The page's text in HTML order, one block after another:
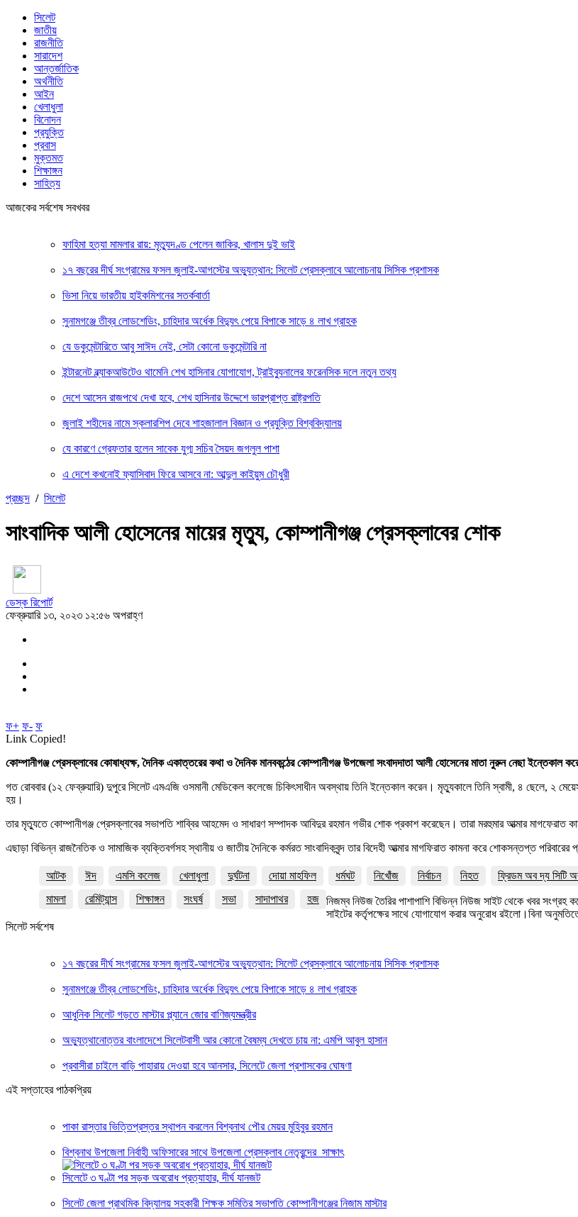
সিলেট
জাতীয়
রাজনীতি
সারাদেশ
আন্তর্জাতিক
অর্থনীতি
আইন
খেলাধুলা
বিনোদন
প্রযুক্তি
প্রবাস
মুক্তমত
শিক্ষাঙ্গন
সাহিত্য
আজকের সর্বশেষ সবখবর
ফাহিমা হত্যা মামলার রায়: মৃত্যুদণ্ড পেলেন জাকির, খালাস দুই ভাই
১৭ বছরের দীর্ঘ সংগ্রামের ফসল জুলাই-আগস্টের অভ্যুত্থান: সিলেট প্রেসক্লাবে আলোচনায় সিসিক প্রশাসক
ভিসা নিয়ে ভারতীয় হাইকমিশনের সতর্কবার্তা
সুনামগঞ্জে তীব্র লোডশেডিং, চাহিদার অর্ধেক বিদ্যুৎ পেয়ে বিপাকে সাড়ে ৪ লাখ গ্রাহক
যে ডকুমেন্টারিতে আবু সাঈদ নেই, সেটা কোনো ডকুমেন্টারি না
ইন্টারনেট ব্ল্যাকআউটেও থামেনি শেখ হাসিনার যোগাযোগ, ট্রাইব্যুনালের ফরেনসিক দলে নতুন তথ্য
দেশে আসেন রাজপথে দেখা হবে, শেখ হাসিনার উদ্দেশে ভারপ্রাপ্ত রাষ্ট্রপতি
জুলাই শহীদের নামে স্কলারশিপ দেবে শাহজালাল বিজ্ঞান ও প্রযুক্তি বিশ্ববিদ্যালয়
যে কারণে গ্রেফতার হলেন সাবেক যুগ্ম সচিব সৈয়দ জগলুল পাশা
এ দেশে কখনোই ফ্যাসিবাদ ফিরে আসবে না: আব্দুল কাইয়ুম চৌধুরী
প্রচ্ছদ / সিলেট
সাংবাদিক আলী হোসেনের মায়ের মৃত্যু, কোম্পানীগঞ্জ প্রেসক্লাবের শোক
ডেস্ক রিপোর্ট
ফেব্রুয়ারি ১৩, ২০২৩ ১২:৫৬ অপরাহ্ণ
ফ+ ফ- ফ
Link Copied!
কোম্পানীগঞ্জ প্রেসক্লাবের কোষাধ্যক্ষ, দৈনিক একাত্তরের কথা ও দৈনিক মানবকন্ঠের কোম্পানীগঞ্জ উপজেলা সংবাদদাতা আলী হোসেনের মাতা নুরুন নেছা
গত রোববার (১২ ফেব্রুয়ারি) দুপুরে সিলেট এমএজি ওসমানী মেডিকেল কলেজে চিকিৎসাধীন অবস্থায় তিনি ইন্তেকাল করেন। মৃত্যুকালে তিনি স্বামী, ৪ ছেলে, ২
হয়।
তার মৃত্যুতে কোম্পানীগঞ্জ প্রেসক্লাবের সভাপতি শাব্বির আহমেদ ও সাধারণ সম্পাদক আবিদুর রহমান গভীর শোক প্রকাশ করেছেন। তারা মরহুমার আত্মার মাগফেরাত
এছাড়া বিভিন্ন রাজনৈতিক ও সামাজিক ব্যক্তিবর্গসহ স্থানীয় ও জাতীয় দৈনিকে কর্মরত সাংবাদিকবৃন্দ তার বিদেহী আত্মার মাগফিরাত কামনা করে শোকসন্তপ্ত পরিবারের
আটক ঈদ এমসি কলেজ খেলাধুলা দুর্ঘটনা দোয়া মাহফিল ধর্মঘট নিখোঁজ নির্বাচন নিহত ফ্রিডম অব দ্য সিটি
মামলা
রেমিট্যান্স শিক্ষাঙ্গন সংঘর্ষ সভা সাদাপাথর হজ নিজম্ব নিউজ তৈরির পাশাপাশি বিভিন্ন নিউজ সাইট থেকে খবর
সাইটের কর্তৃপক্ষের সাথে যোগাযোগ করার অনুরোধ রইলো।বিনা
সিলেট সর্বশেষ
১৭ বছরের দীর্ঘ সংগ্রামের ফসল জুলাই-আগস্টের অভ্যুত্থান: সিলেট প্রেসক্লাবে আলোচনায় সিসিক প্রশাসক
সুনামগঞ্জে তীব্র লোডশেডিং, চাহিদার অর্ধেক বিদ্যুৎ পেয়ে বিপাকে সাড়ে ৪ লাখ গ্রাহক
আধুনিক সিলেট গড়তে মাস্টার প্ল্যানে জোর বাণিজ্যমন্ত্রীর
অভ্যুত্থানোত্তর বাংলাদেশে সিলেটবাসী আর কোনো বৈষম্য দেখতে চায় না: এমপি আবুল হাসান
প্রবাসীরা চাইলে বাড়ি পাহারায় দেওয়া হবে আনসার, সিলেটে জেলা প্রশাসকের ঘোষণা
এই সপ্তাহের পাঠকপ্রিয়
পাকা রাস্তার ভিত্তিপ্রস্তর স্থাপন করলেন বিশ্বনাথ পৌর মেয়র মুহিবুর রহমান
বিশ্বনাথ উপজেলা নির্বাহী অফিসারের সাথে উপজেলা প্রেসক্লাব নেতৃবৃন্দের সাক্ষাৎ
সিলেটে ৩ ঘণ্টা পর সড়ক অবরোধ প্রত্যাহার, দীর্ঘ যানজট
সিলেট জেলা প্রাথমিক বিদ্যালয় সহকারী শিক্ষক সমিতির সভাপতি কোম্পানীগঞ্জের নিজাম মাস্টার